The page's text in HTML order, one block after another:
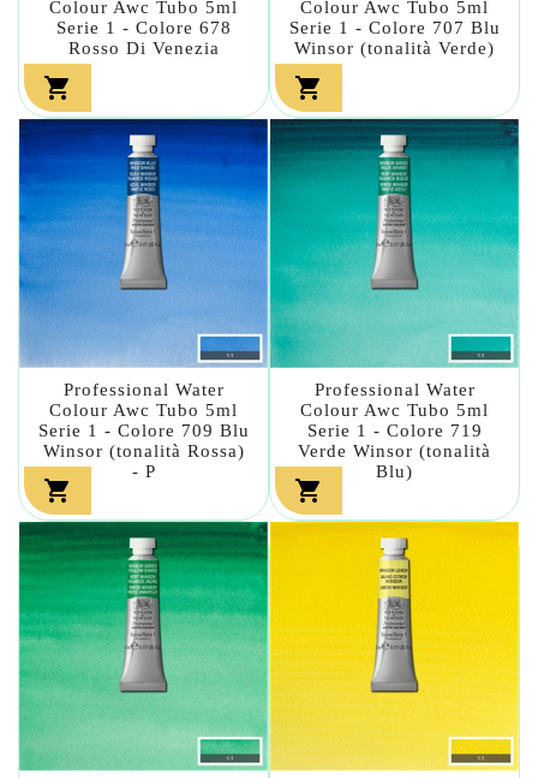
Colour Awc Tubo 5ml
Serie 1 - Colore 678
Rosso Di Venezia

Colour Awc Tubo 5ml
Serie 1 - Colore 707 Blu
Winsor (tonalità Verde)

Professional Water
Colour Awc Tubo 5ml
Serie 1 - Colore 709 Blu
Winsor (tonalità Rossa)
- P

Professional Water
Colour Awc Tubo 5ml
Serie 1 - Colore 719
Verde Winsor (tonalità
Blu)
